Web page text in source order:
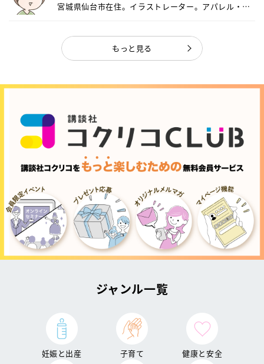
宮城県仙台市在住。イラストレーター。アパレル・キ
もっと見る
ジャンル一覧
妊娠と出産 子育て 健康と安全